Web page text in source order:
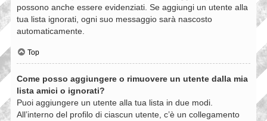
possono anche essere evidenziati. Se aggiungi un utente alla
tua lista ignorati, ogni suo messaggio sarà nascosto
automaticamente.
Top
Come posso aggiungere o rimuovere un utente dalla mia
lista amici o ignorati?
Puoi aggiungere un utente alla tua lista in due modi.
All’interno del profilo di ciascun utente, c’è un collegamento